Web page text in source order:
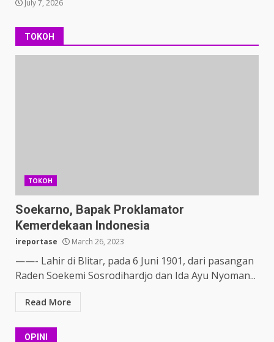
July 7, 2026
TOKOH
TOKOH
Soekarno, Bapak Proklamator
Kemerdekaan Indonesia
ireportase March 26, 2023
——- Lahir di Blitar, pada 6 Juni 1901, dari pasangan
Raden Soekemi Sosrodihardjo dan Ida Ayu Nyoman...
Read More
OPINI